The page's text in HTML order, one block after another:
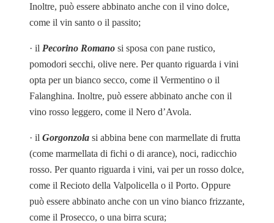
Inoltre, può essere abbinato anche con il vino dolce,
come il vin santo o il passito;
· il Pecorino Romano si sposa con pane rustico,
pomodori secchi, olive nere. Per quanto riguarda i vini
opta per un bianco secco, come il Vermentino o il
Falanghina. Inoltre, può essere abbinato anche con il
vino rosso leggero, come il Nero d’Avola.
· il Gorgonzola si abbina bene con marmellate di frutta
(come marmellata di fichi o di arance), noci, radicchio
rosso. Per quanto riguarda i vini, vai per un rosso dolce,
come il Recioto della Valpolicella o il Porto. Oppure
può essere abbinato anche con un vino bianco frizzante,
come il Prosecco, o una birra scura;